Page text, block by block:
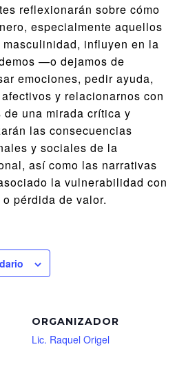
reflexionarán sobre cómo
especialmente aquellos
influyen en la
—o dejamos de
emociones, pedir ayuda,
y relacionarnos con
una mirada crítica y
las consecuencias
y sociales de la
así como las narrativas
la vulnerabilidad con
pérdida de valor.
ORGANIZADOR
Lic. Raquel Origel